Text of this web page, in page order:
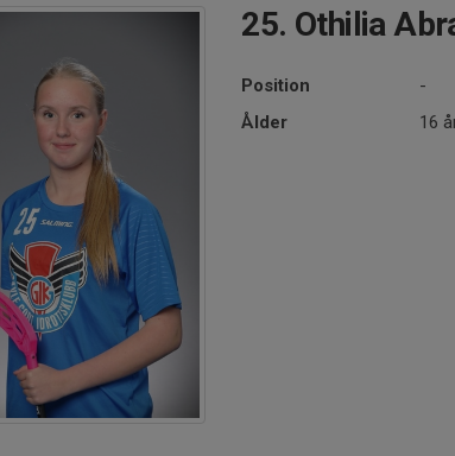
25. Othilia
Position
-
Ålder
16